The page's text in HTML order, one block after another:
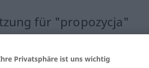
für "propozycja"
Privatsphäre ist uns wichtig